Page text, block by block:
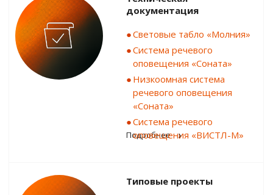
документация
Световые табло «Молния»
Система речевого
оповещения «Соната»
Низкоомная система
речевого оповещения
«Соната»
Система речевого
оповещения «ВИСТЛ-М»
Подробнее
Типовые проекты